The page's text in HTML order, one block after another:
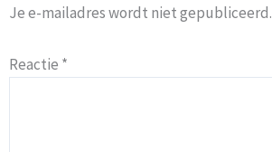
Je e-mailadres wordt niet gepubliceerd.
Reactie *